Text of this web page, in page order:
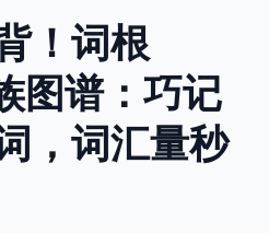
！词根
图谱：巧记
，词汇量秒